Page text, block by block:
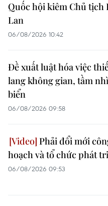
Quốc hội kiêm Chủ tịch
Lan
06/08/2026 10:42
Đề xuất luật hóa việc
lang không gian, tầm
biển
06/08/2026 09:58
Phải đổi mới
hoạch và tổ chức phát
06/08/2026 09:53